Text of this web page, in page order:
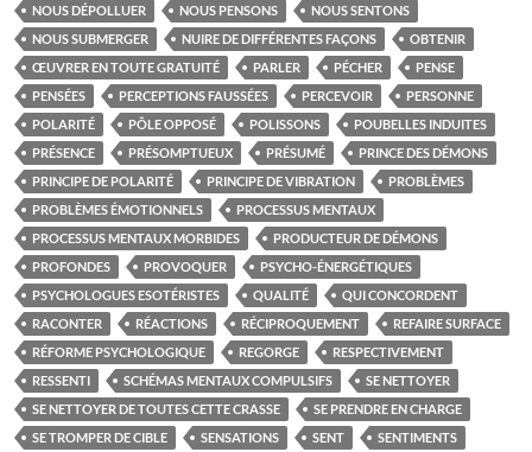
NOUS DÉPOLLUER
NOUS PENSONS
NOUS SENTONS
NOUS SUBMERGER
NUIRE DE DIFFÉRENTES FAÇONS
OBTENIR
ŒUVRER EN TOUTE GRATUITÉ
PARLER PÉCHER
PENSE
PENSÉES
PERCEPTIONS FAUSSÉES PERCEVOIR
PERSONNE
POLARITÉ
PÔLE OPPOSÉ POLISSONS
POUBELLES INDUITES
PRÉSENCE
PRÉSOMPTUEUX PRÉSUMÉ
PRINCE DES DÉMONS
PRINCIPE DE POLARITÉ
PRINCIPE DE VIBRATION
PROBLÈMES
PROBLÈMES ÉMOTIONNELS
PROCESSUS MENTAUX
PROCESSUS MENTAUX MORBIDES
PRODUCTEUR DE DÉMONS
PROFONDES
PROVOQUER
PSYCHO-ÉNERGÉTIQUES
PSYCHOLOGUES ESOTÉRISTES
QUALITÉ
QUI CONCORDENT
RACONTER
RÉACTIONS RÉCIPROQUEMENT
REFAIRE SURFACE
RÉFORME PSYCHOLOGIQUE
REGORGE
RESPECTIVEMENT
RESSENTI
SCHÉMAS MENTAUX COMPULSIFS
SE NETTOYER
SE NETTOYER DE TOUTES CETTE CRASSE
SE PRENDRE EN CHARGE
SE TROMPER DE CIBLE
SENSATIONS SENT
SENTIMENTS